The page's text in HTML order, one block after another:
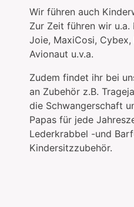
Wir führen auch
Zur Zeit führen wir u.a.
Joie, MaxiCosi, Cybex,
Avionaut u.v.a.
Zudem findet ihr bei
an Zubehör z.B.
die Schwangerschaft
Papas für jede
Lederkrabbel -und
Kindersitzzubehör.